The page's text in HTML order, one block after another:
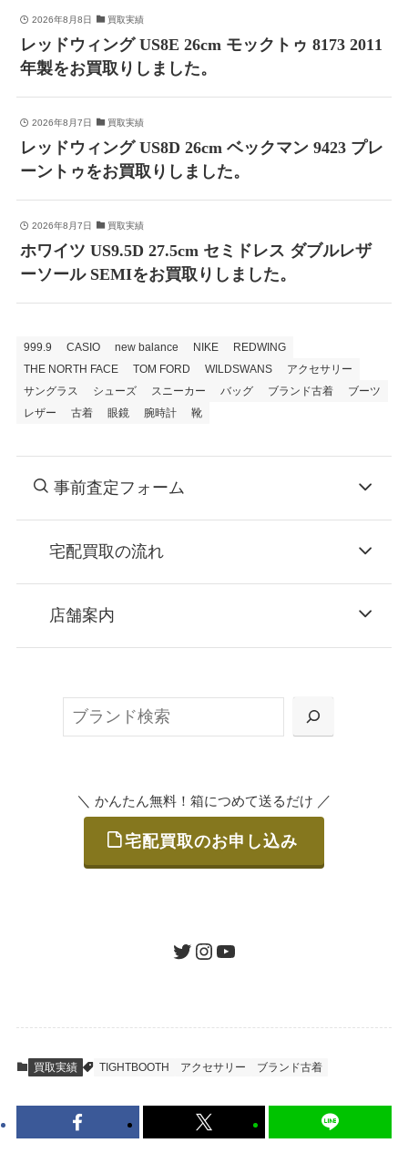
2026年8月8日 買取実績
レッドウィング US8E 26cm モックトゥ 8173 2011
年製をお買取りしました。
2026年8月7日 買取実績
レッドウィング US8D 26cm ベックマン 9423 プレ
ーントゥをお買取りしました。
2026年8月7日 買取実績
ホワイツ US9.5D 27.5cm セミドレス ダブルレザ
ーソール SEMIをお買取りしました。
999.9 CASIO new balance NIKE
REDWING
THE NORTH FACE
TOM FORD WILDSWANS
アクセサリー
サングラス
シューズ スニーカー バッグ ブランド古着
ブーツ
レザー
古着 眼鏡 腕時計 靴
事前査定フォーム
宅配買取の流れ
お申込み
または梱包材不要の「集荷申込」からお選び
ご発送
査定結果のご承認 / 入金
到着即日に査定いたします。買取金額にご納
得いただければ、最短即日の入金が可能で
店舗案内
＼ かんたん無料！箱につめて送るだけ ／
宅配買取のお申し込み
ツイッターインスタグラムユーチューブ
買取実績 TIGHTBOOTH アクセサリー ブランド古着